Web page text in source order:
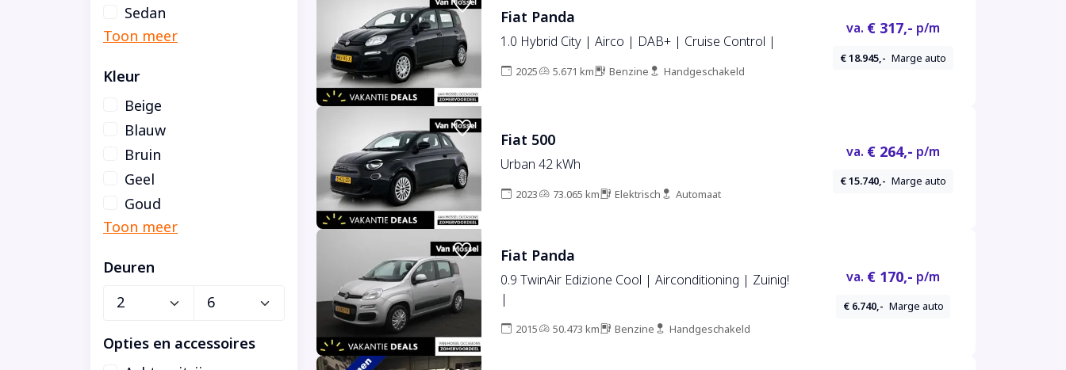
Sedan
Kleur
Beige
Blauw
Bruin
Geel
Goud
Deuren
Opties en accessoires
Fiat Panda
1.0 Hybrid City | Airco | DAB+ | Cruise Control |
2025 5.671 km Benzine Handgeschakeld
va. € 317,- p/m
€ 18.945,- Marge auto
Fiat 500
Urban 42 kWh
2023 73.065 km Elektrisch Automaat
va. € 264,- p/m
€ 15.740,- Marge auto
Fiat Panda
0.9 TwinAir Edizione Cool | Airconditioning | Zuinig!
|
2015 50.473 km Benzine Handgeschakeld
va. € 170,- p/m
€ 6.740,- Marge auto